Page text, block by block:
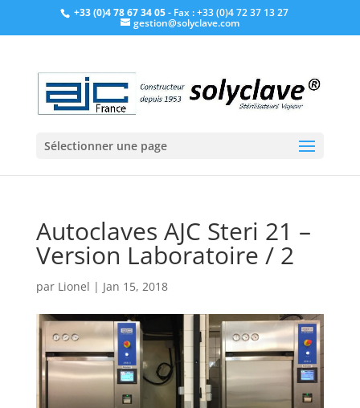
+33 (0)4 78 67 34 05- Fax : +33 (0)4 72 37 13 27
gestion@solyclave.com
Sélectionner une page
Autoclaves AJC Steri 21 –
Version Laboratoire / 2
par Lionel | Jan 15, 2018